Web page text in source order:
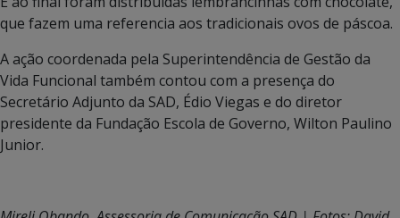
que fazem uma referencia aos tradicionais ovos de páscoa.
A ação coordenada pela Superintendência de Gestão da
Vida Funcional também contou com a presença do
Secretário Adjunto da SAD, Édio Viegas e do diretor
presidente da Fundação Escola de Governo, Wilton Paulino
Junior.